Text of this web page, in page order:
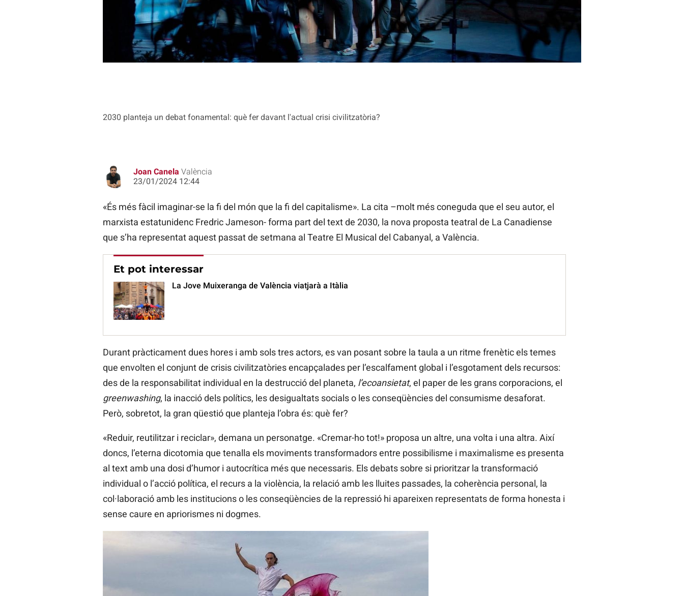
2030 planteja un debat fonamental: què fer davant l'actual crisi civilitzatòria?
Joan Canela València
23/01/2024 12:44
«És més fàcil imaginar-se la fi del món que la fi del capitalisme». La cita –molt més coneguda que el seu autor, el
marxista estatunidenc Fredric Jameson- forma part del text de 2030, la nova proposta teatral de La Canadiense
que s’ha representat aquest passat de setmana al Teatre El Musical del Cabanyal, a València.
Et pot interessar
La Jove Muixeranga de València viatjarà a Itàlia
Durant pràcticament dues hores i amb sols tres actors, es van posant sobre la taula a un ritme frenètic els temes
que envolten el conjunt de crisis civilitzatòries encapçalades per l’escalfament global i l’esgotament dels recursos:
des de la responsabilitat individual en la destrucció del planeta, l’ecoansietat, el paper de les grans corporacions, el
greenwashing, la inacció dels polítics, les desigualtats socials o les conseqüències del consumisme desaforat.
Però, sobretot, la gran qüestió que planteja l’obra és: què fer?
«Reduir, reutilitzar i reciclar», demana un personatge. «Cremar-ho tot!» proposa un altre, una volta i una altra. Així
doncs, l’eterna dicotomia que tenalla els moviments transformadors entre possibilisme i maximalisme es presenta
al text amb una dosi d’humor i autocrítica més que necessaris. Els debats sobre si prioritzar la transformació
individual o l’acció política, el recurs a la violència, la relació amb les lluites passades, la coherència personal, la
col·laboració amb les institucions o les conseqüències de la repressió hi apareixen representats de forma honesta i
sense caure en apriorismes ni dogmes.